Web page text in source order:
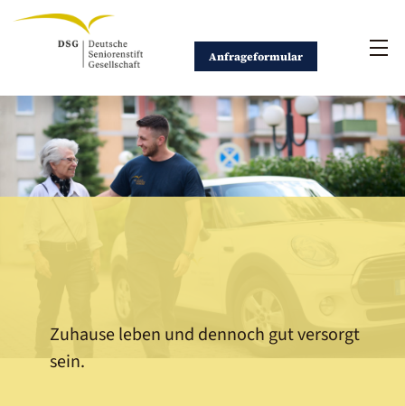
Anfrageformular
Zuhause leben und dennoch gut versorgt
sein.